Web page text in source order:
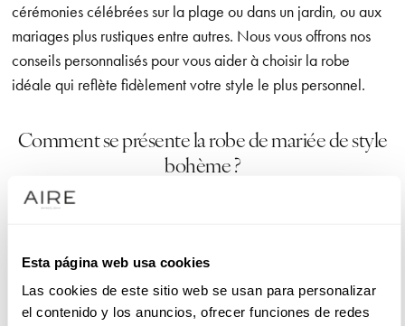
Esta página web usa cookies
Las cookies de este sitio web se usan para personalizar
el contenido y los anuncios, ofrecer funciones de redes
cérémonies célébrées sur la plage ou dans un jardin, ou aux
mariages plus rustiques entre autres. Nous vous offrons nos
conseils personnalisés pour vous aider à choisir la robe
idéale qui reflète fidèlement votre style le plus personnel.
Comment se présente la robe de mariée de style
bohème ?
Les robes de mariée de style bohème sont reconnaissables à
transparences discrètes et les finitions en dentelle. Notre
romantiques avec une touche de légèreté et de féminité.